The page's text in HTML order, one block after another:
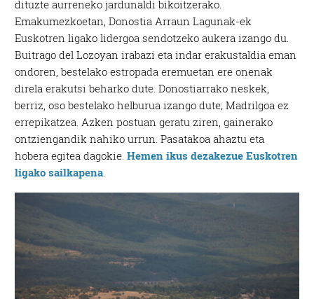
dituzte aurreneko jardunaldi bikoitzerako.
Emakumezkoetan, Donostia Arraun Lagunak-ek
Euskotren ligako lidergoa sendotzeko aukera izango du.
Buitrago del Lozoyan irabazi eta indar erakustaldia eman
ondoren, bestelako estropada eremuetan ere onenak
direla erakutsi beharko dute. Donostiarrako neskek,
berriz, oso bestelako helburua izango dute; Madrilgoa ez
errepikatzea. Azken postuan geratu ziren, gainerako
ontziengandik nahiko urrun. Pasatakoa ahaztu eta
hobera egitea dagokie.Hemen ikus dezakezue Euskotren
ligako sailkapena